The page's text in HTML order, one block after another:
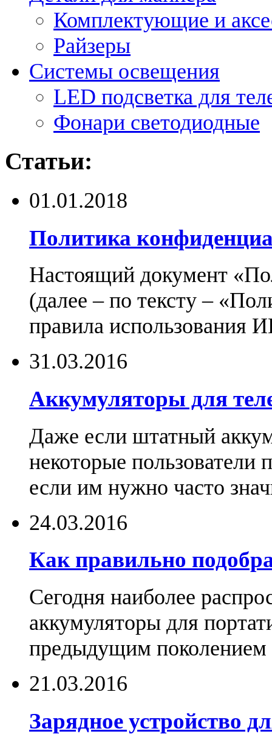
Комплектующие и
Райзеры
Системы освещения
LED подсветка для
Фонари светодиодные
Статьи:
01.01.2018
Политика
Настоящий документ
(далее – по тексту –
правила использования
31.03.2016
Аккумуляторы для
Даже если штатный
некоторые пользователи
если им нужно часто
24.03.2016
Как правильно
Сегодня наиболее
аккумуляторы для
предыдущим поколением
21.03.2016
Зарядное устройство